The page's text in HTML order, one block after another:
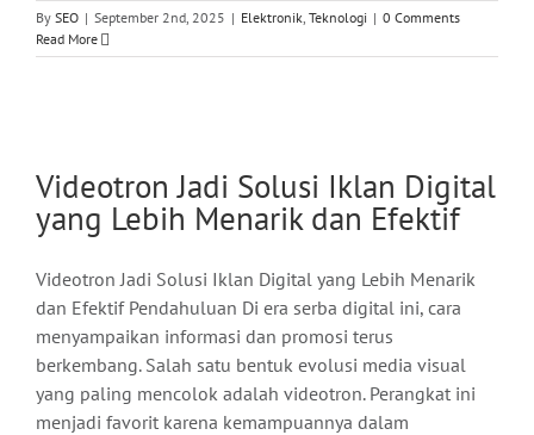
By SEO | September 2nd, 2025 | Elektronik, Teknologi | 0 Comments
Read More
Videotron Jadi Solusi Iklan Digital
yang Lebih Menarik dan Efektif
Videotron Jadi Solusi Iklan Digital yang Lebih Menarik
dan Efektif Pendahuluan Di era serba digital ini, cara
menyampaikan informasi dan promosi terus
berkembang. Salah satu bentuk evolusi media visual
yang paling mencolok adalah videotron. Perangkat ini
menjadi favorit karena kemampuannya dalam